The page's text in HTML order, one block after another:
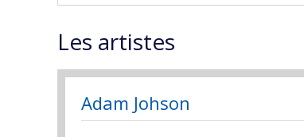
Les artistes
Adam Johson